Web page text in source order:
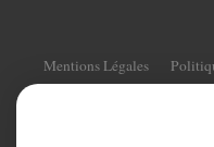
Mentions Légales
Accès Propriétaire